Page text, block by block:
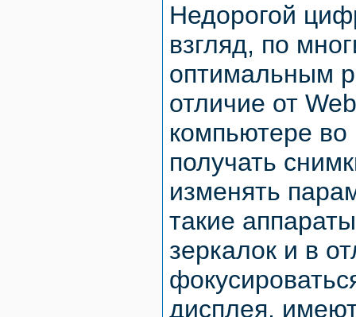
Недорогой
взгляд, по
оптимальным
отличие от
компьютере во
получать
изменять
такие
зеркалок и в
дисплея,